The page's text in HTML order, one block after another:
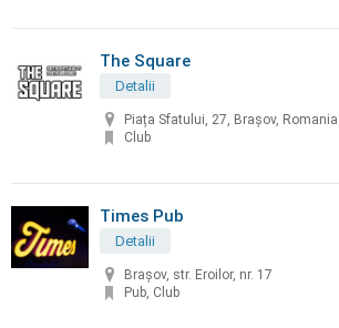
The Square
Detalii
Piața Sfatului, 27, Brașov, Romania
Club
Times Pub
Detalii
Brașov, str. Eroilor, nr. 17
Pub, Club